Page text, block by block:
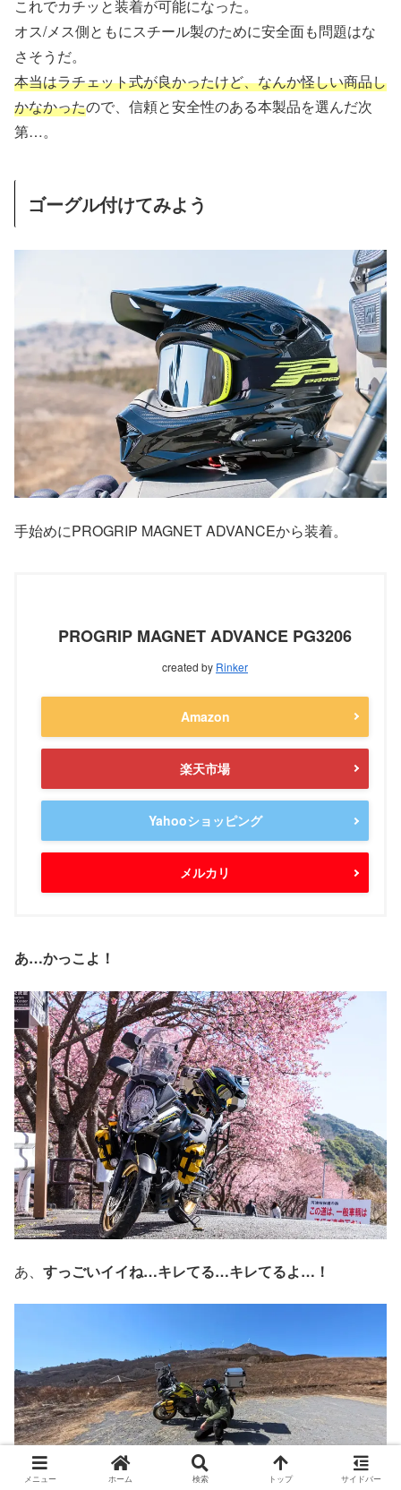
これでカチッと装着が可能になった。
オス/メス側ともにスチール製のために安全面も問題はな
さそうだ。
本当はラチェット式が良かったけど、なんか怪しい商品し
かなかったので、信頼と安全性のある本製品を選んだ次
第…。
ゴーグル付けてみよう
手始めにPROGRIP MAGNET ADVANCEから装着。
PROGRIP MAGNET ADVANCE PG3206
created by Rinker
Amazon
楽天市場
Yahooショッピング
メルカリ
あ…かっこよ！
あ、 すっごいイイね…キレてる…キレてるよ…！
メニュー ホーム 検索 トップ サイドバー